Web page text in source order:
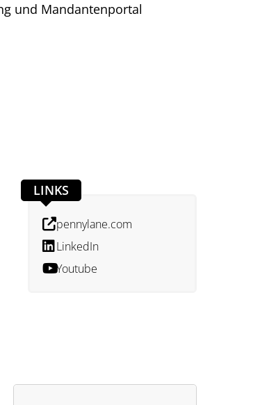
und Mandantenportal
LINKS
pennylane.com
LinkedIn
Youtube